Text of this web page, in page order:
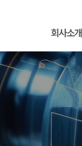
회사소개